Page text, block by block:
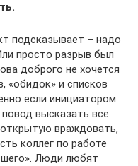
подсказывает – надо
просто разрыв был
доброго не хочется
«обидок» и списков
если инициатором
высказать все
враждовать,
коллег по работе
Люди любят